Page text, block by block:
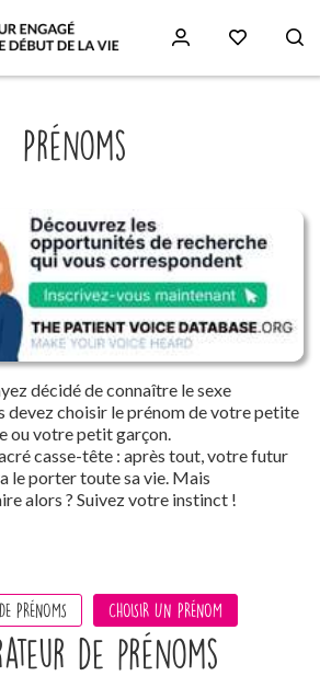
Prénoms
décidé de connaître le sexe
devez choisir le prénom de votre petite
ou votre petit garçon.
casse-tête : après tout, votre futur
le porter toute sa vie. Mais
alors ? Suivez votre instinct !
PRÉNOMS CHOISIR UN PRÉNOM
de prénoms